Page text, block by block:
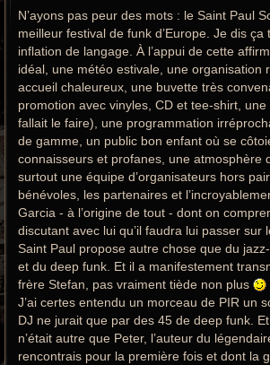
s
a
g
e
N’ayons pas peur des mots : le Saint Paul
meilleur festival de funk d’Europe. Je dis
inflation de langage. À l’appui de cette
idéal, une météo estivale, une organisation
accueil chaleureux, une buvette très
promotion avec vinyles, CD et tee-shirt,
fallait le faire), une programmation
de gamme, un public bon enfant où se
connaisseurs et profanes, une atmosphère
surtout une équipe d’organisateurs hors
bénévoles, les partenaires et
Garcia - à l’origine de tout - dont on
discutant avec lui qu’il faudra lui passer sur
Saint Paul propose autre chose que du
et du deep funk. Et il a manifestement
frère Stefan, pas vraiment tiède non plus
J’ai certes entendu un morceau de PIR un
DJ ne jurait que par des 45 de deep funk.
n’était autre que Peter, l’auteur du
rencontrais pour la première fois et dont la